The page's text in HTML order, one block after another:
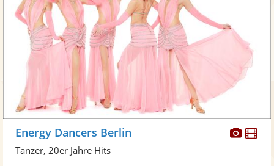
Energy Dancers Berlin
Tänzer, 20er Jahre Hits